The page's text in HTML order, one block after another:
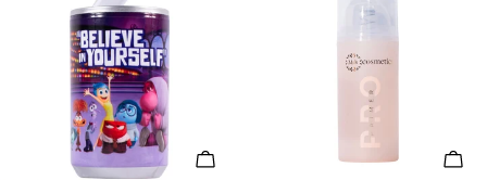
AÑADIR AL CARRITO